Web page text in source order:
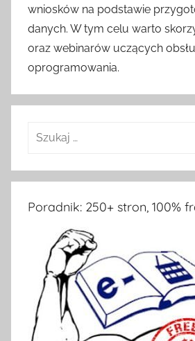
wniosków na podstawie
danych. W tym celu warto
oraz webinarów uczących
oprogramowania.
Poradnik: 250+ stron, 100%